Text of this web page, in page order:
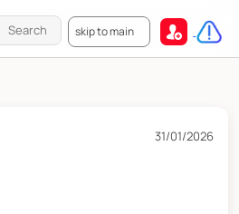
skip to main
31/01/2026